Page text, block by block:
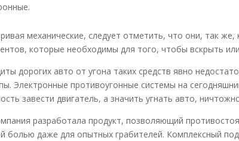
механические, следует отметить, что они, так
которые необходимы для того, чтобы вскрыть
дорогих авто от угона таких средств явно
Электронные противоугонные системы на
завести двигатель, а значить угнать авто,
разработала продукт, позволяющий
болью даже для опытных грабителей. Комплексный